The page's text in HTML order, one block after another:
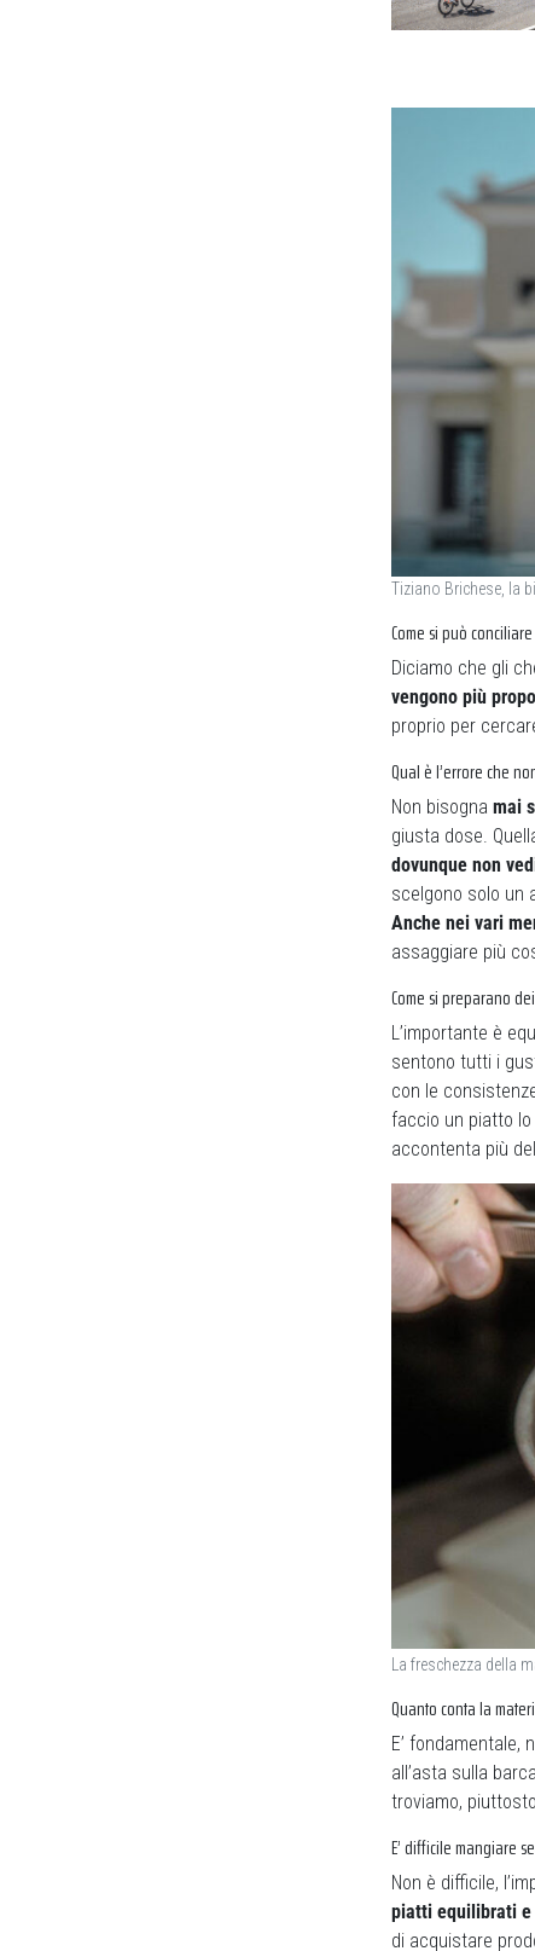
Tiziano Brichese, la
Come si può
Diciamo che gli
vengono più
proprio per
Qual è l’errore che
Non bisogna mai
giusta dose.
dovunque non
scelgono solo un
Anche nei vari
assaggiare più
Come si preparano
L’importante è
sentono tutti i
con le
faccio un piatto
accontenta più
La freschezza della
Quanto conta la
E’ fondamentale,
all’asta sulla
troviamo,
E’ difficile mangiare
Non è difficile,
piatti equilibrati e
di acquistare